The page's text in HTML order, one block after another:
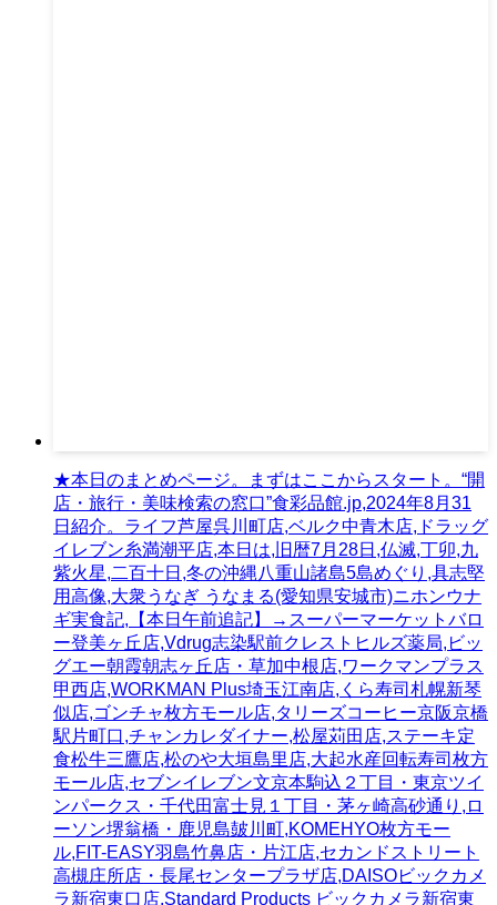
★本日のまとめページ。まずはここからスタート。“開
店・旅行・美味検索の窓口”食彩品館.jp,2024年8月31
日紹介。ライフ芦屋呉川町店,ベルク中青木店,ドラッグ
イレブン糸満潮平店,本日は,旧暦7月28日,仏滅,丁卯,九
紫火星,二百十日,冬の沖縄八重山諸島5島めぐり,具志堅
用高像,大衆うなぎ うなまる(愛知県安城市)ニホンウナ
ギ実食記,【本日午前追記】→スーパーマーケットバロ
ー登美ヶ丘店,Vdrug志染駅前クレストヒルズ薬局,ビッ
グエー朝霞朝志ヶ丘店・草加中根店,ワークマンプラス
甲西店,WORKMAN Plus埼玉江南店,くら寿司札幌新琴
似店,ゴンチャ枚方モール店,タリーズコーヒー京阪京橋
駅片町口,チャンカレダイナー,松屋苅田店,ステーキ定
食松牛三鷹店,松のや大垣島里店,大起水産回転寿司枚方
モール店,セブンイレブン文京本駒込２丁目・東京ツイ
ンパークス・千代田富士見１丁目・茅ヶ崎高砂通り,ロ
ーソン堺翁橋・鹿児島皷川町,KOMEHYO枚方モー
ル,FIT-EASY羽島竹鼻店・片江店,セカンドストリート
高槻庄所店・長尾センタープラザ店,DAISOビックカメ
ラ新宿東口店,Standard Products ビックカメラ新宿東